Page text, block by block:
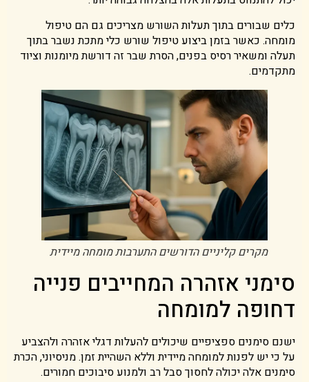
כלים שבורים בתוך תעלות השורש מצריכים גם הם טיפול
מומחה. כאשר בזמן ביצוע טיפול שורש כלי מתכת נשבר בתוך
תעלה ומשאיר רסיס בפנים, הסרת שבר זה דורשת מיומנות וציוד
מתקדמים.
מקרים קליניים הדורשים התערבות מומחה מיידית
סימני אזהרה המחייבים פנייה
דחופה למומחה
ישנם סימנים ספציפיים שיכולים להעלות דגלי אזהרה ולהצביע
על כי יש לפנות למומחה מיידית וללא השהיית זמן. מניסיוני, הכרת
סימנים אלה יכולה לחסוך סבל רב ולמנוע סיבוכים חמורים.